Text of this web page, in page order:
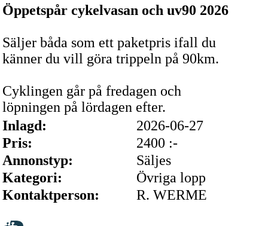
Öppetspår cykelvasan och uv90 2026
Säljer båda som ett paketpris ifall du
känner du vill göra trippeln på 90km.
Cyklingen går på fredagen och
löpningen på lördagen efter.
Inlagd:
2026-06-27
Pris:
2400 :-
Annonstyp:
Säljes
Kategori:
Övriga lopp
Kontaktperson:
R. WERME